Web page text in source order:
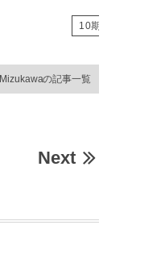
10期生
Mizukawaの記事一覧
Next